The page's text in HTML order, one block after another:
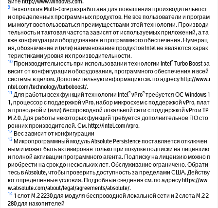
9Технология Multi-Core разработана для повышения производительност
и определенных программных продуктов. Не все пользователи и програм
мы могут воспользоваться преимуществами этой технологии. Производи
тельность и тактовая частота зависят от используемых приложений, а та
кже конфигурации оборудования и программного обеспечения. Нумерац
ия, обозначение и (или) наименование продуктов Intel не являются харак
теристиками уровня их производительности.
10 Производительность при использовании технологии Intel®Turbo Boost за
висит от конфигурации оборудования, программного обеспечения и всей
системы в целом. Дополнительную информацию см. по адресу http://www.i
ntel.com/technology/turboboost/.
11 Для работы всех функций технологии Intel®vPro®требуется ОС Windows 1
1, процессор с поддержкой vPro, набор микросхем с поддержкой vPro, плат
а проводной и (или) беспроводной локальной сети с поддержкой vPro и TP
M 2.0. Для работы некоторых функций требуется дополнительное ПО сто
ронних производителей. См. http://intel.com/vpro.
12 Вес зависит от конфигурации
13 Микропрограммный модуль Absolute Persistence поставляется отключен
ным и может быть активирован только при покупке подписки на лицензию
и полной активации программного агента. Подписку на лицензию можно п
риобрести на срок до нескольких лет. Обслуживание ограничено. Обрати
тесь в Absolute, чтобы проверить доступность за пределами США. Действу
ют определенные условия. Подробные сведения см. по адресу https://ww
w.absolute.com/about/legal/agreements/absolute/.
14 1 слот M.2 2230 для модуля беспроводной локальной сети и 2 слота M.2 2
280 для накопителей